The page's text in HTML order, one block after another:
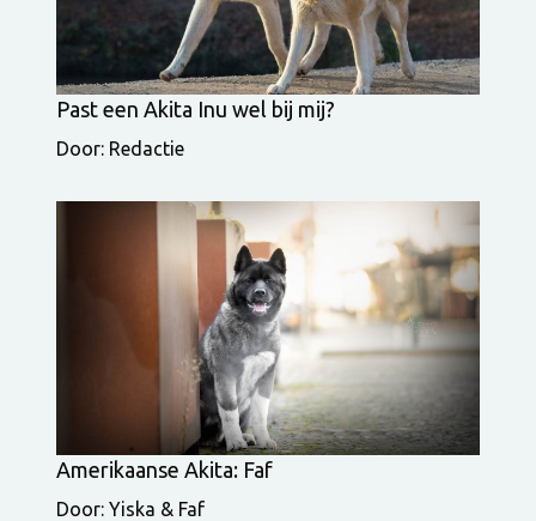
Past een Akita Inu wel bij mij?
Door: Redactie
Amerikaanse Akita: Faf
Door: Yiska & Faf